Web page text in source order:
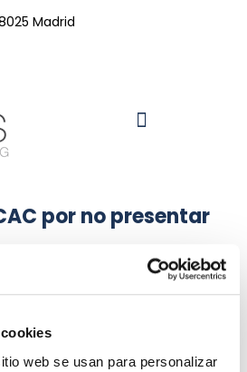
web se usan para personalizar
Madrid
por no presentar